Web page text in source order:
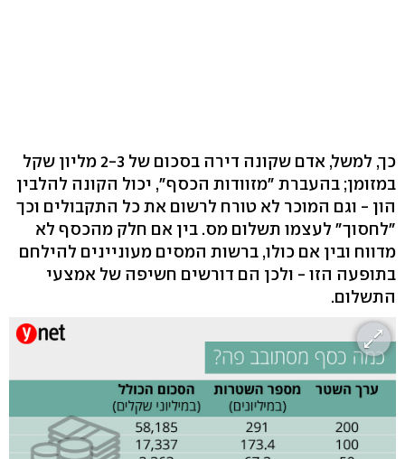
כך, למשל, אדם שקונה דירה בסכום של 2-3 מליון שקל
במזומן; בהעברת "מזוודות הכסף", יכול הקונה להלבין
הון - וגם המוכר לא טורח לרשום את כל התקבולים וכך
"לחסוך" לעצמו תשלום מס. בין אם חלק מהכסף לא
מדווח ובין אם כולו, ברשות המסים מעוניינים להילחם
בתופעה הזו - ולכן הם דורשים חשיפה של אמצעי
התשלום.